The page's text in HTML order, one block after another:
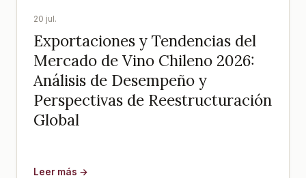
20 jul.
Exportaciones y Tendencias del
Mercado de Vino Chileno 2026:
Análisis de Desempeño y
Perspectivas de Reestructuración
Global
Leer más →